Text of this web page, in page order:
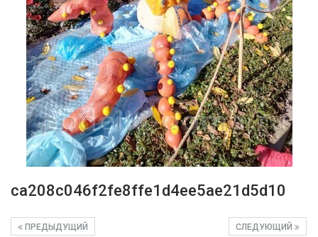
ca208c046f2fe8ffe1d4ee5ae21d5d10
СЛЕДУЮЩИЙ
ПРЕДЫДУЩИЙ